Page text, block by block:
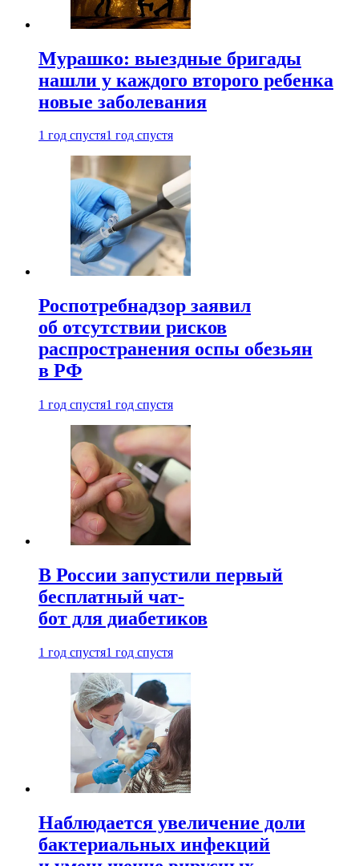
Мурашко: выездные бригады
нашли у каждого второго ребенка
новые заболевания
1 год спустя1 год спустя
Роспотребнадзор заявил
об отсутствии рисков
распространения оспы обезьян
в РФ
1 год спустя1 год спустя
В России запустили первый
бесплатный чат-
бот для диабетиков
1 год спустя1 год спустя
Наблюдается увеличение доли
бактериальных инфекций